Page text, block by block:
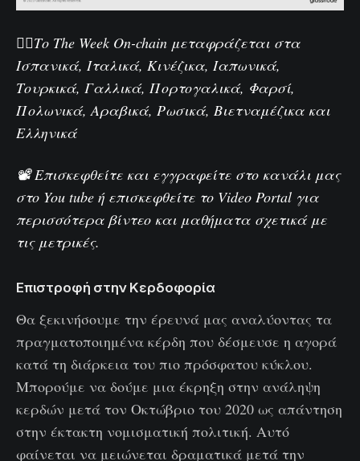
🏴‍☠️Το The Week On-chain μεταφράζεται στα
Ισπανικά, Ιταλικά, Κινέζικα, Ιαπωνικά,
Τουρκικά, Γαλλικά, Πορτογαλικά, Φαρσί,
Πολωνικά,Αραβικά, Ρωσικά, Βιετναμέζικα και
Ελληνικά
📽️ Επισκεφθείτε και εγγραφείτε στο κανάλι μας
στο You tube ή επισκεφθείτε το Video Portal για
περισσότερα βίντεο και μαθήματα σχετικά με
τις μετρικές.
Επιστροφή στην Κερδοφορία
Θα ξεκινήσουμε την έρευνά μας αναλύοντας τα
πραγματοποιημένα κέρδη που δέσμευσε η αγορά
κατά τη διάρκεια του πιο πρόσφατου κύκλου.
Μπορούμε να δούμε μια έκρηξη στην ανάληψη
κερδών μετά τον Οκτώβριο του 2020 ως απάντηση
στην έκτακτη νομισματική πολιτική. Αυτό
φαίνεται να μειώνεται δραματικά μετά την